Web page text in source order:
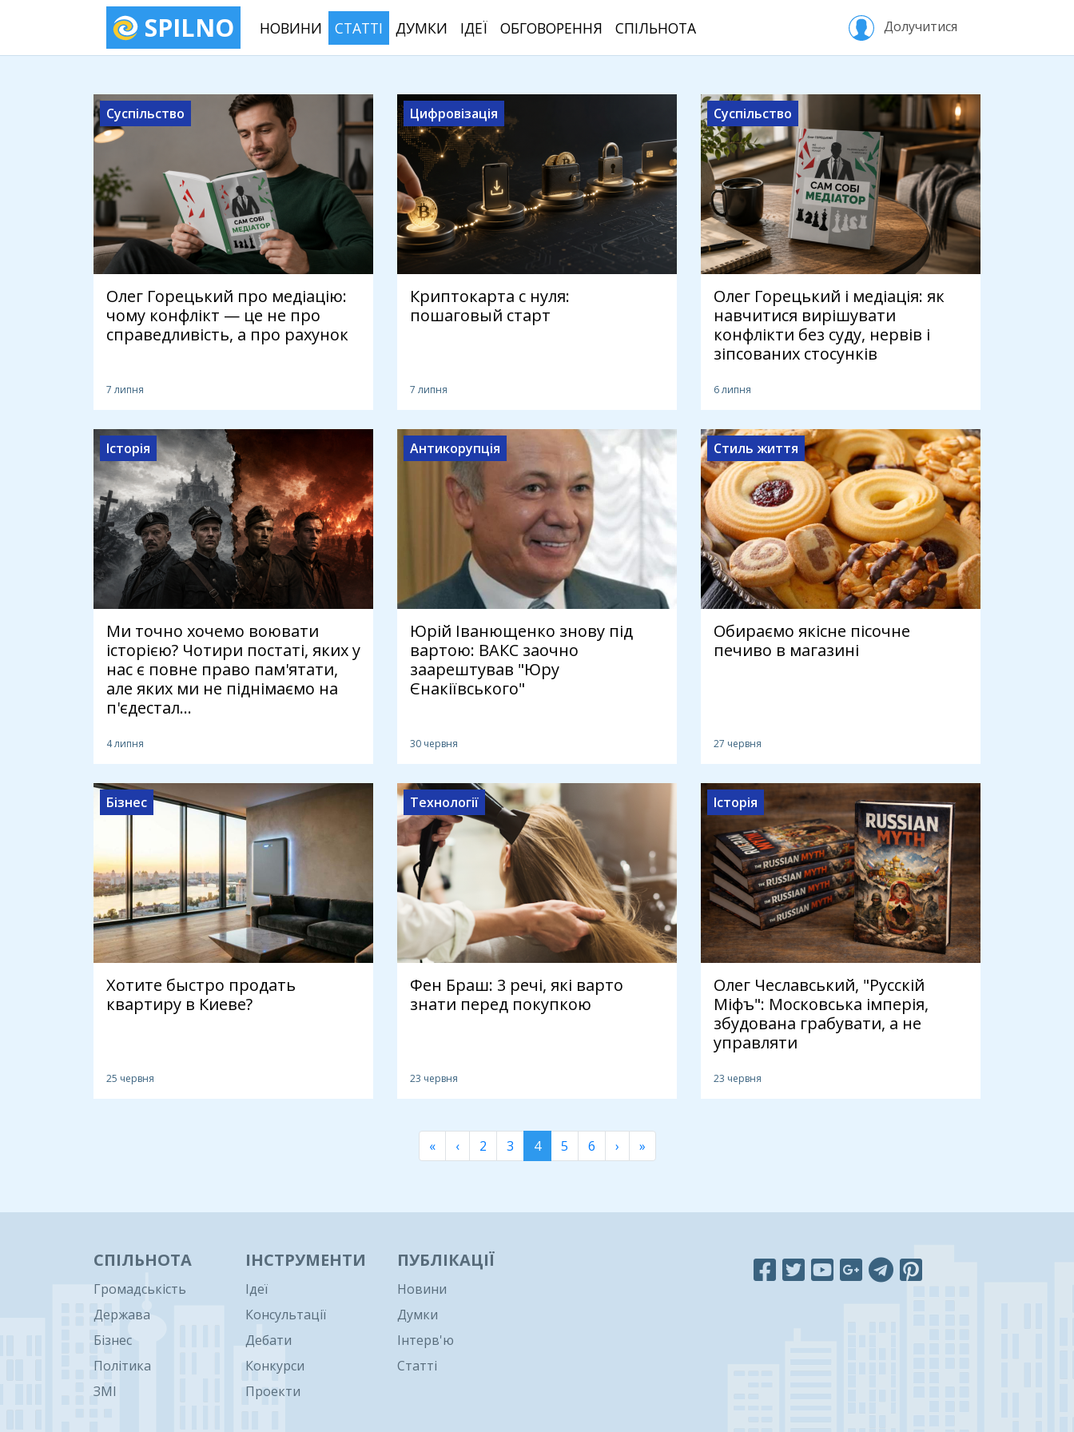
SPILNO НОВИНИ СТАТТІ ДУМКИ ІДЕЇ ОБГОВОРЕННЯ СПІЛЬНОТА Долучитися
Суспільство
Олег Горецький про медіацію:
чому конфлікт — це не про
справедливість, а про рахунок
7 липня
Цифровізація
Криптокарта с нуля:
пошаговый старт
7 липня
Суспільство
Олег Горецький і медіація: як
навчитися вирішувати
конфлікти без суду, нервів і
зіпсованих стосунків
6 липня
Історія
Ми точно хочемо воювати
історією? Чотири постаті, яких у
нас є повне право пам'ятати,
але яких ми не піднімаємо на
п'єдестал...
4 липня
Антикорупція
Юрій Іванющенко знову під
вартою: ВАКС заочно
заарештував "Юру
Єнакіївського"
30 червня
Стиль життя
Обираємо якісне пісочне
печиво в магазині
27 червня
Бізнес
Хотите быстро продать
квартиру в Киеве?
25 червня
Технології
Фен Браш: 3 речі, які варто
знати перед покупкою
23 червня
Історія
Олег Чеславський, "Русскій
Міфъ": Московська імперія,
збудована грабувати, а не
управляти
23 червня
« ‹ 2 3 4 5 6 › »
СПІЛЬНОТА
Громадськість
Держава
Бізнес
Політика
ЗМІ
ІНСТРУМЕНТИ
Ідеї
Консультації
Дебати
Конкурси
Проекти
ПУБЛІКАЦІЇ
Новини
Думки
Інтерв'ю
Статті